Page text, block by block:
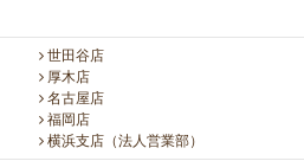
世田谷店
厚木店
名古屋店
福岡店
横浜支店（法人営業部）